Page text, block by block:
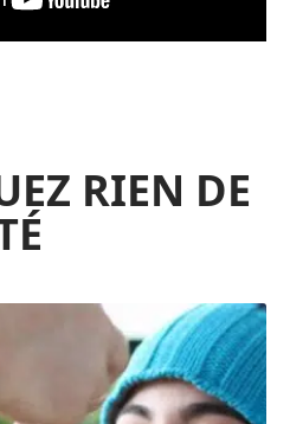
RIEN DE